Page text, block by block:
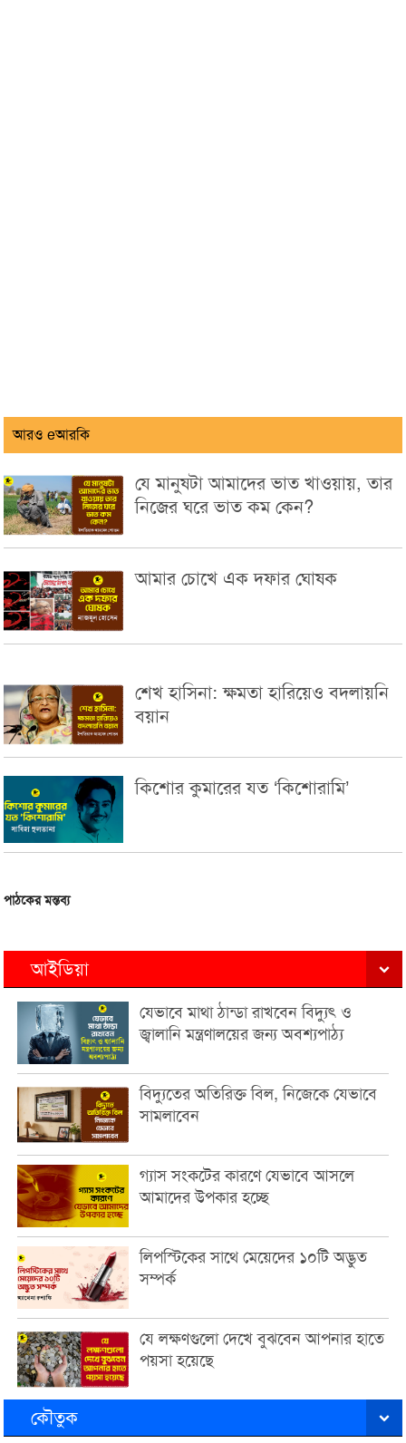
আরও eআরকি
যে মানুষটা আমাদের ভাত খাওয়ায়, তার
নিজের ঘরে ভাত কম কেন?
আমার চোখে এক দফার ঘোষক
শেখ হাসিনা: ক্ষমতা হারিয়েও বদলায়নি
বয়ান
কিশোর কুমারের যত ‘কিশোরামি’
পাঠকের মন্তব্য
আইডিয়া
যেভাবে মাথা ঠান্ডা রাখবেন বিদ্যুৎ ও
জ্বালানি মন্ত্রণালয়ের জন্য অবশ্যপাঠ্য
বিদ্যুতের অতিরিক্ত বিল, নিজেকে যেভাবে
সামলাবেন
গ্যাস সংকটের কারণে যেভাবে আসলে
আমাদের উপকার হচ্ছে
লিপস্টিকের সাথে মেয়েদের ১০টি অদ্ভুত
সম্পর্ক
যে লক্ষণগুলো দেখে বুঝবেন আপনার হাতে
পয়সা হয়েছে
কৌতুক